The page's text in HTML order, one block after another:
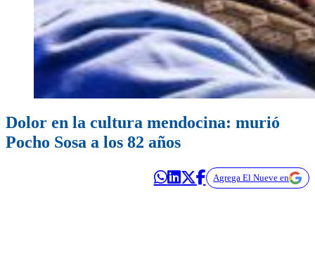
Dolor en la cultura mendocina: murió
Pocho Sosa a los 82 años
Agrega El Nueve en